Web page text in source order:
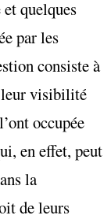
quelques
par les
consiste à
leur visibilité
occupée
en effet, peut
la
de leurs